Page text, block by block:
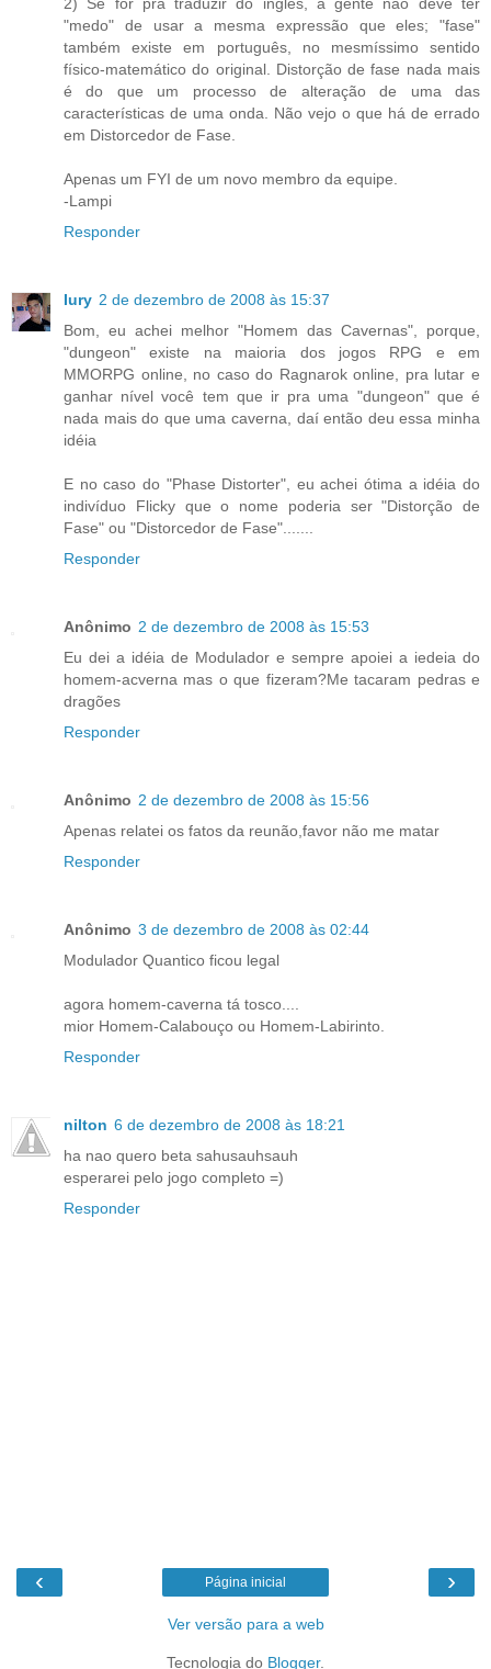
2) Se for pra traduzir do inglês, a gente não deve ter
"medo" de usar a mesma expressão que eles; "fase"
também existe em português, no mesmíssimo sentido
físico-matemático do original. Distorção de fase nada mais
é do que um processo de alteração de uma das
características de uma onda. Não vejo o que há de errado
em Distorcedor de Fase.
Apenas um FYI de um novo membro da equipe.
-Lampi
Responder
Iury 2 de dezembro de 2008 às 15:37
Bom, eu achei melhor "Homem das Cavernas", porque,
"dungeon" existe na maioria dos jogos RPG e em
MMORPG online, no caso do Ragnarok online, pra lutar e
ganhar nível você tem que ir pra uma "dungeon" que é
nada mais do que uma caverna, daí então deu essa minha
idéia
E no caso do "Phase Distorter", eu achei ótima a idéia do
indivíduo Flicky que o nome poderia ser "Distorção de
Fase" ou "Distorcedor de Fase".......
Responder
Anônimo 2 de dezembro de 2008 às 15:53
Eu dei a idéia de Modulador e sempre apoiei a iedeia do
homem-acverna mas o que fizeram?Me tacaram pedras e
dragões
Responder
Anônimo 2 de dezembro de 2008 às 15:56
Apenas relatei os fatos da reunão,favor não me matar
Responder
Anônimo 3 de dezembro de 2008 às 02:44
Modulador Quantico ficou legal
agora homem-caverna tá tosco....
mior Homem-Calabouço ou Homem-Labirinto.
Responder
nilton 6 de dezembro de 2008 às 18:21
ha nao quero beta sahusauhsauh
esperarei pelo jogo completo =)
Responder
‹ ›
Página inicial
Ver versão para a web
Tecnologia do Blogger.